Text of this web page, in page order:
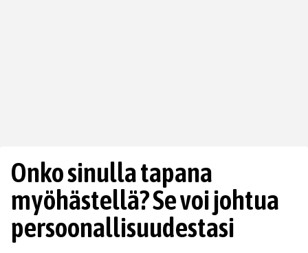
Onko sinulla tapana
myöhästellä? Se voi johtua
persoonallisuudestasi